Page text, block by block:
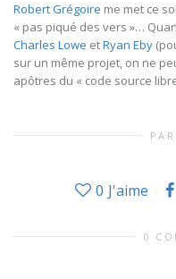
Robert Grégoire me met ce
« pas piqué des vers »…
Charles Lowe etRyan Eby
sur un même projet, on ne
apôtres du « code source
0 J'aime
0